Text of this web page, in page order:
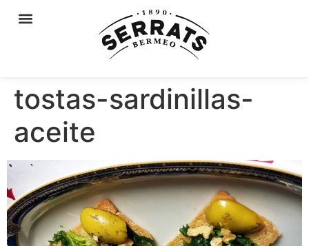
tostas-sardinillas-
aceite